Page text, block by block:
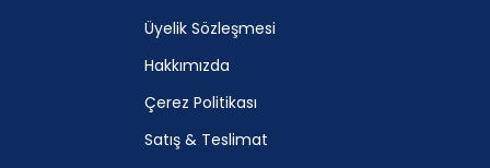
Üyelik Sözleşmesi
Hakkımızda
Çerez Politikası
Satış & Teslimat